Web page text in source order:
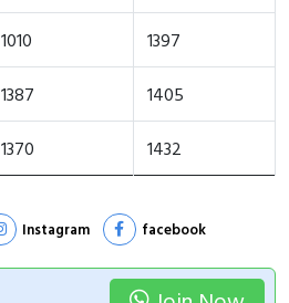
1010 1397
1387 1405
1370 1432
Instagram facebook